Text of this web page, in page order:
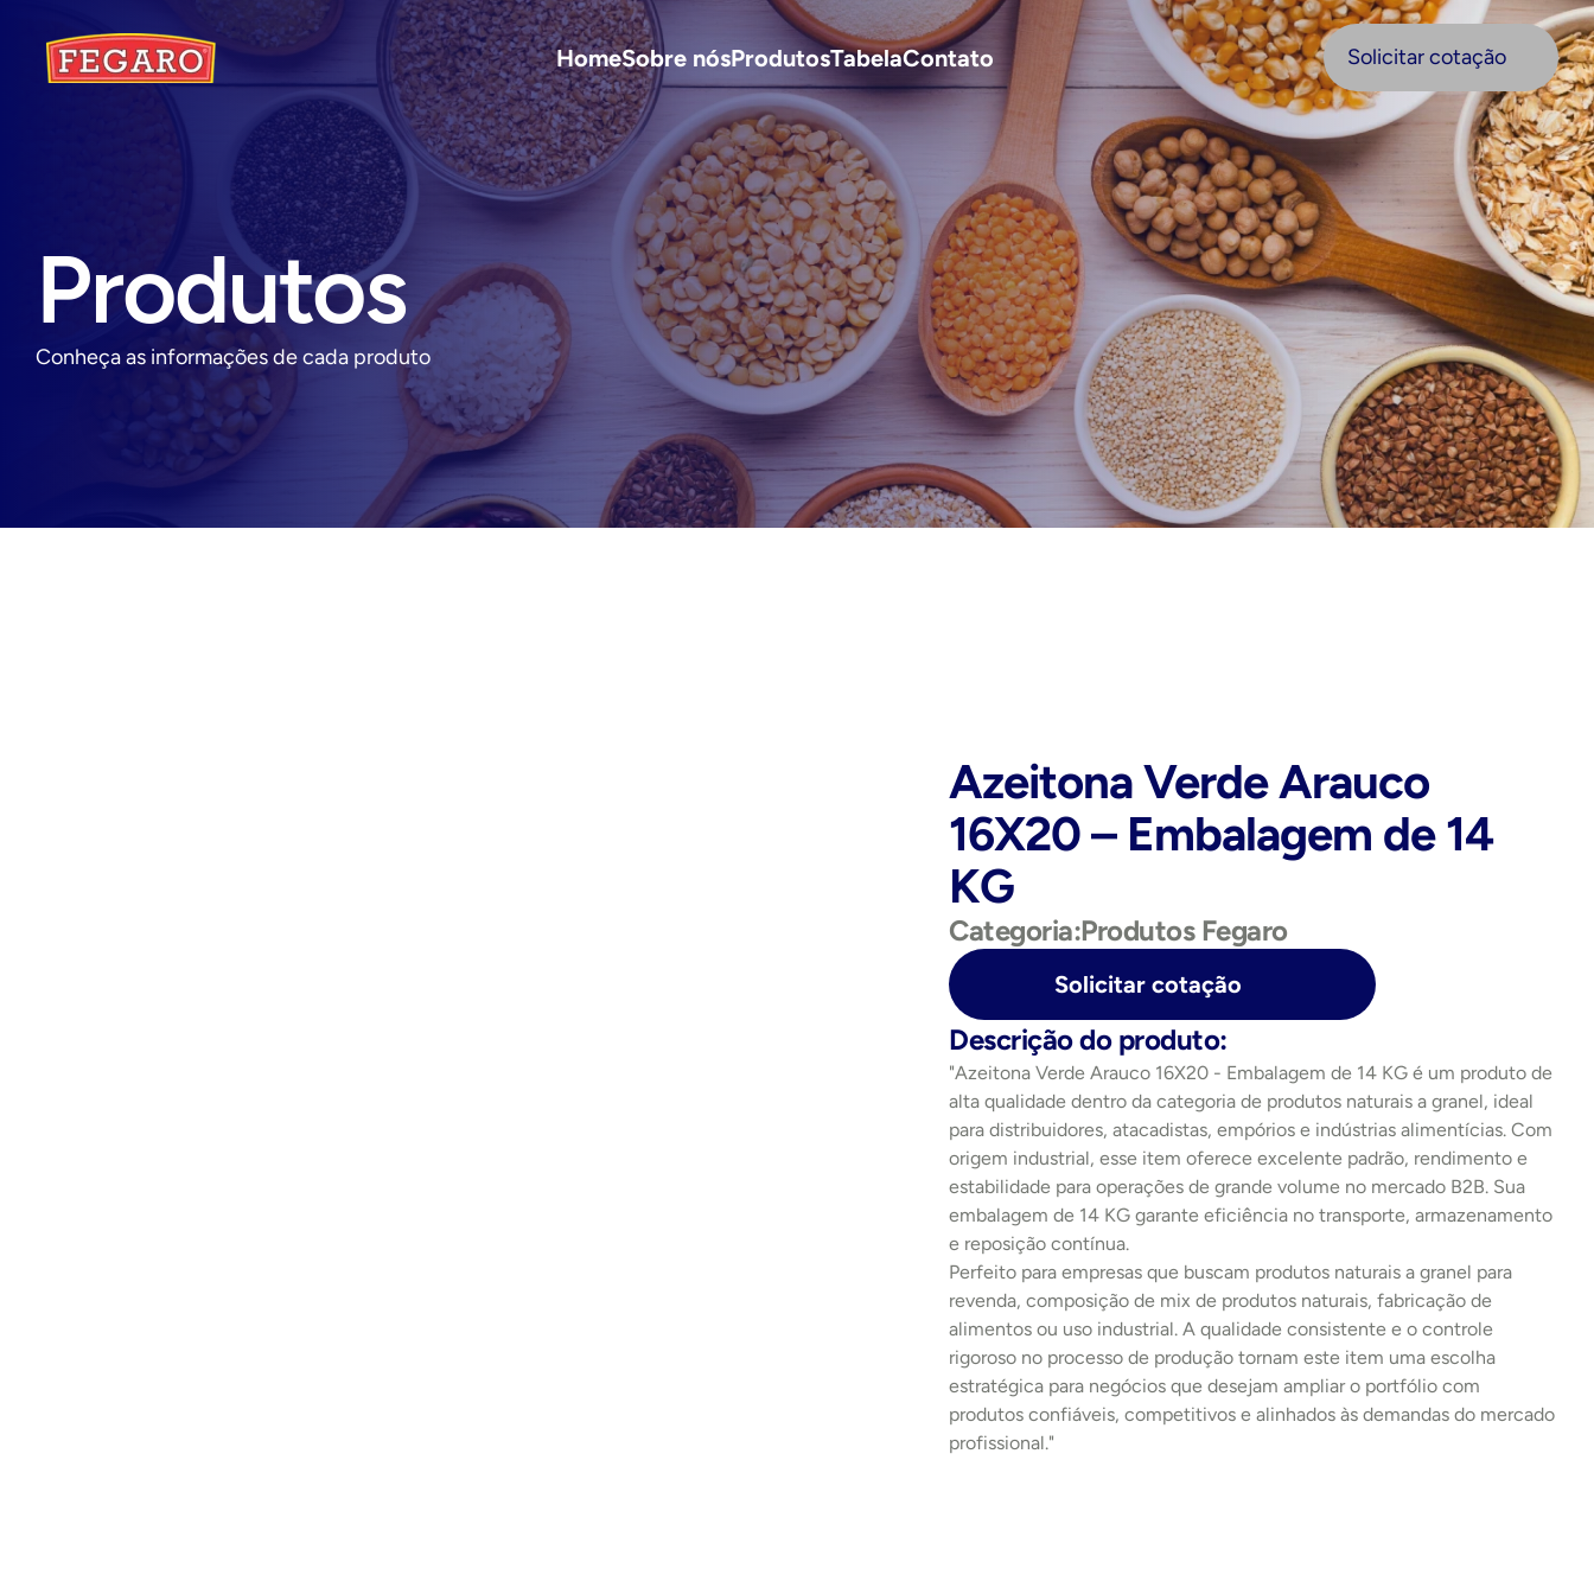
HomeSobre nósProdutosTabelaContato Solicitar cotação
Solicitar cotação
Produtos
Conheça as informações de cada produto
Azeitona Verde Arauco
16X20 – Embalagem de 14
KG
Categoria:Produtos Fegaro
Solicitar cotação
Descrição do produto:
"Azeitona Verde Arauco 16X20 - Embalagem de 14 KG é um produto de
alta qualidade dentro da categoria de produtos naturais a granel, ideal
para distribuidores, atacadistas, empórios e indústrias alimentícias. Com
origem industrial, esse item oferece excelente padrão, rendimento e
estabilidade para operações de grande volume no mercado B2B. Sua
embalagem de 14 KG garante eficiência no transporte, armazenamento
e reposição contínua.
Perfeito para empresas que buscam produtos naturais a granel para
revenda, composição de mix de produtos naturais, fabricação de
alimentos ou uso industrial. A qualidade consistente e o controle
rigoroso no processo de produção tornam este item uma escolha
estratégica para negócios que desejam ampliar o portfólio com
produtos confiáveis, competitivos e alinhados às demandas do mercado
profissional."